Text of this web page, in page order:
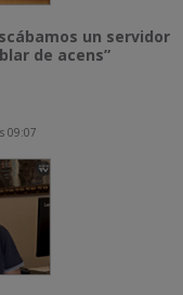
un servidor
de acens”
09:07